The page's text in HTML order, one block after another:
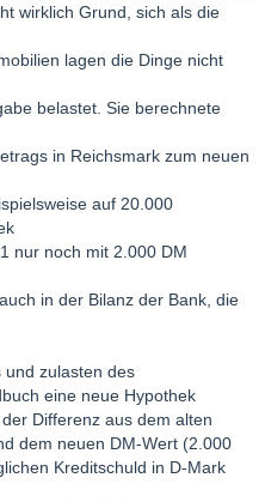
wirklich Grund, sich als die
lagen die Dinge nicht
belastet. Sie berechnete
in Reichsmark zum neuen
auf 20.000
nur noch mit 2.000 DM
in der Bilanz der Bank, die
und zulasten des
eine neue Hypothek
Differenz aus dem alten
dem neuen DM-Wert (2.000
Kreditschuld in D-Mark